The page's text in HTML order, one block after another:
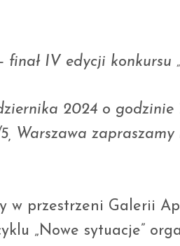
finał IV edycji konkursu
2024 o
Warszawa
w przestrzeni Galerii
„Nowe sytuacje”